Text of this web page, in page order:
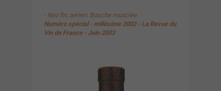
- Nez fin, aérien. Bouche musclée.
Numéro spécial - millésime 2002 - La Revue du
Vin de France - Juin 2003